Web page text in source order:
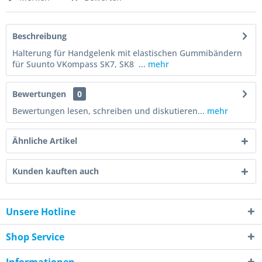
Beschreibung
Halterung für Handgelenk mit elastischen Gummibändern
für Suunto VKompass SK7, SK8 ... mehr
Bewertungen
0
Bewertungen lesen, schreiben und diskutieren... mehr
Ähnliche Artikel
Kunden kauften auch
Unsere Hotline
Shop Service